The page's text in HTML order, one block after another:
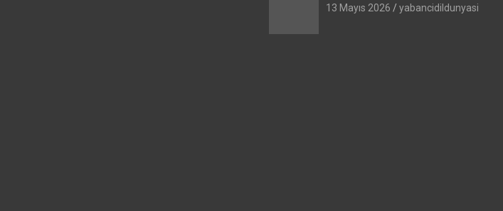
13 Mayıs 2026 yabancidildunyasi